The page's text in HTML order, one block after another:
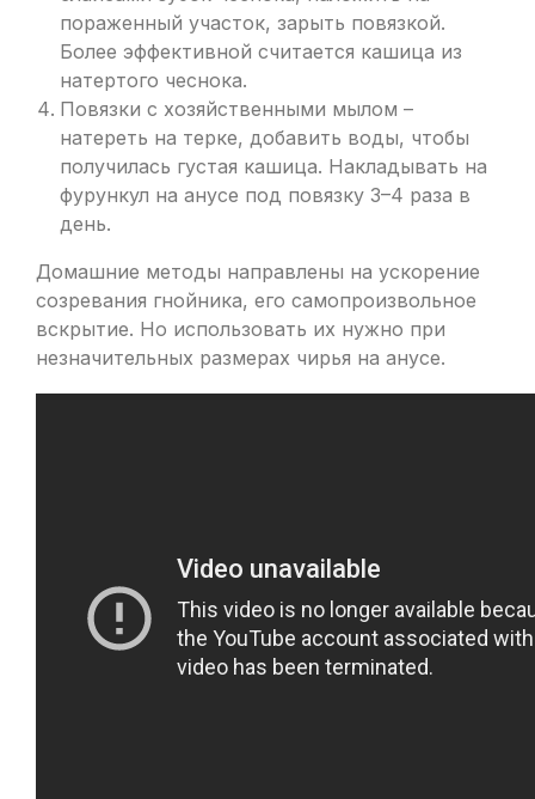
пораженный участок, зарыть повязкой.
Более эффективной считается кашица из
натертого чеснока.
Повязки с хозяйственными мылом –
натереть на терке, добавить воды, чтобы
получилась густая кашица. Накладывать на
фурункул на анусе под повязку 3–4 раза в
день.
Домашние методы направлены на ускорение
созревания гнойника, его самопроизвольное
вскрытие. Но использовать их нужно при
незначительных размерах чирья на анусе.